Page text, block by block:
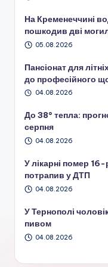
На Кременеччині
пошкодив дві
05.08.2026
Пансіонат для
до професійного
04.08.2026
До 38° тепла:
серпня
04.08.2026
У лікарні помер
потрапив у ДТП
04.08.2026
У Тернополі
пивом
04.08.2026